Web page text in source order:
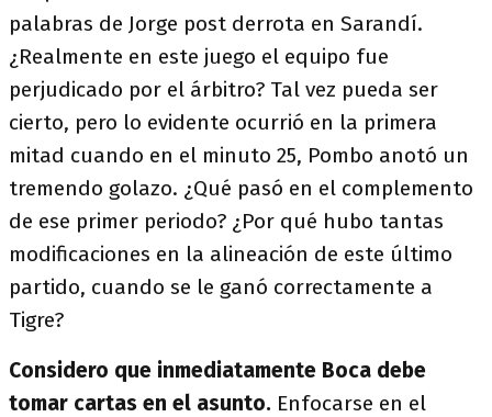
palabras de Jorge post derrota en Sarandí.
¿Realmente en este juego el equipo fue
perjudicado por el árbitro? Tal vez pueda ser
cierto, pero lo evidente ocurrió en la primera
mitad cuando en el minuto 25, Pombo anotó un
tremendo golazo. ¿Qué pasó en el complemento
de ese primer periodo? ¿Por qué hubo tantas
modificaciones en la alineación de este último
partido, cuando se le ganó correctamente a
Tigre?
Considero que inmediatamente Boca debe
tomar cartas en el asunto. Enfocarse en el